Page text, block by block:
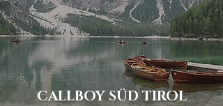
CALLBOY SÜD TIROL